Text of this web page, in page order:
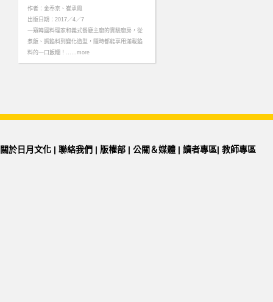
作者：金奉京、崔承鳳
出版日期：2017／4／7
一窺韓國料理家和義式餐廳主廚的實驗廚房，從
煮飯、調餡料到變化造型，隨時都能享用滿載餡
料的一口飯糰！……more
關於日月文化 | 聯絡我們 | 版權部 | 公關＆媒體 | 讀者專區| 教師專區